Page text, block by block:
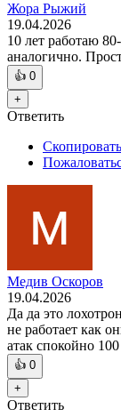
Жора Рыжий
19.04.2026
10 лет работаю
аналогично.
👍 0
+
Ответить
Медив Оскоров
19.04.2026
Да да это
не работает как
атак спокойно
👍 0
+
Ответить